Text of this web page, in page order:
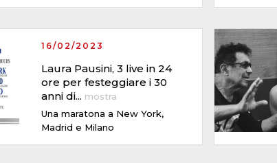
16/02/2023
Laura Pausini, 3 live in 24
ore per festeggiare i 30
anni di... mostra
Una maratona a New York,
Madrid e Milano